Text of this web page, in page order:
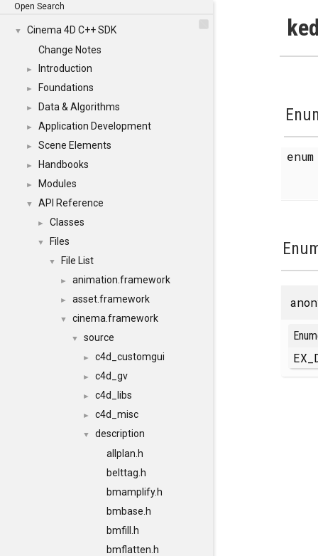
Open Search
▼
Cinema 4D C++ SDK
Change Notes
► Introduction
► Foundations
► Data & Algorithms
► Application Development
► Scene Elements
► Handbooks
► Modules
▼ API Reference
► Classes
▼ Files
▼ File List
► animation.framework
► asset.framework
▼ cinema.framework
▼ source
► c4d_customgui
► c4d_gv
► c4d_libs
► c4d_misc
▼
description
allplan.h
belttag.h
bmamplify.h
bmbase.h
bmfill.h
bmflatten.h